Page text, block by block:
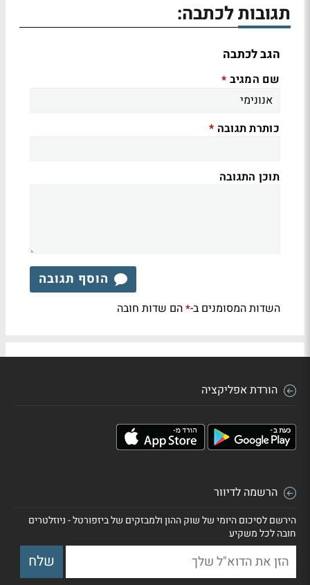
תגובות לכתבה:
הגב לכתבה
שם המגיב *
כותרת תגובה *
תוכן התגובה
הוסף תגובה
השדות המסומנים ב-*הם שדות חובה
הורדת אפליקציה
הרשמה לדיוור
הירשם לסיכום היומי של שוק ההון ולמבזקים של ביזפורטל - ניוזלטרים
חובה לכל משקיע